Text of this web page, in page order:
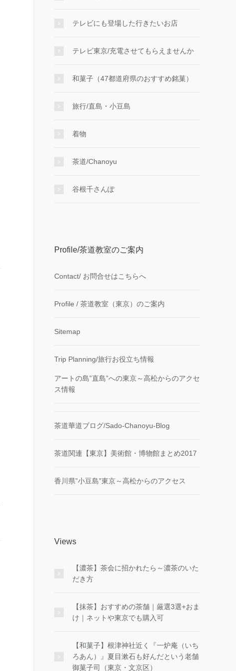
テレビにも登場した行きたいお店
テレビ東京/充電させてもらえませんか
和菓子（47都道府県のおすすめ銘菓）
旅行/直島・小豆島
着物
茶道/Chanoyu
谷根千さんぽ
Profile/茶道教室のご案内
Contact/ お問合せはこちらへ
Profile / 茶道教室（東京）のご案内
Sitemap
Trip Planning/旅行お役立ち情報
アートの島”直島”への東京～高松からのアクセ
ス情報
茶道華道ブログ/Sado-Chanoyu-Blog
茶道関連【東京】美術館・博物館まとめ2017
香川県”小豆島”東京～高松からのアクセス
Views
【濃茶】茶会に招かれたら～濃茶のいた
だき方
【抹茶】おすすめの茶舗｜厳選3選+おま
け｜ネットや東京でも購入可
【和菓子】根津神社近く『一炉庵（いち
ろあん）』夏目漱石も好んだという老舗
御菓子司（東京・文京区）